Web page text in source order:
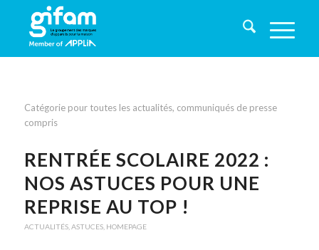
Catégorie pour toutes les actualités, communiqués de presse
compris
RENTRÉE SCOLAIRE 2022 :
NOS ASTUCES POUR UNE
REPRISE AU TOP !
ACTUALITÉS, ASTUCES, HOMEPAGE